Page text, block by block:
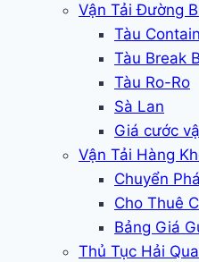
Vận Tải Đường
Tàu
Tàu Break
Tàu Ro-Ro
Sà Lan
Giá cước
Vận Tải Hàng
Chuyển
Cho Thuê
Bảng Giá
Thủ Tục Hải